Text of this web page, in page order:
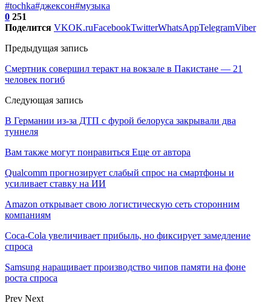
#tochka#джексон#музыка
0 251
Поделится VKOK.ruFacebookTwitterWhatsAppTelegramViber
Предыдущая запись
Смертник совершил теракт на вокзале в Пакистане — 21
человек погиб
Следующая запись
В Германии из-за ДТП с фурой белоруса закрывали два
туннеля
Вам также могут понравиться Еще от автора
Qualcomm прогнозирует слабый спрос на смартфоны и
усиливает ставку на ИИ
Amazon открывает свою логистическую сеть сторонним
компаниям
Coca-Cola увеличивает прибыль, но фиксирует замедление
спроса
Samsung наращивает производство чипов памяти на фоне
роста спроса
Prev Next